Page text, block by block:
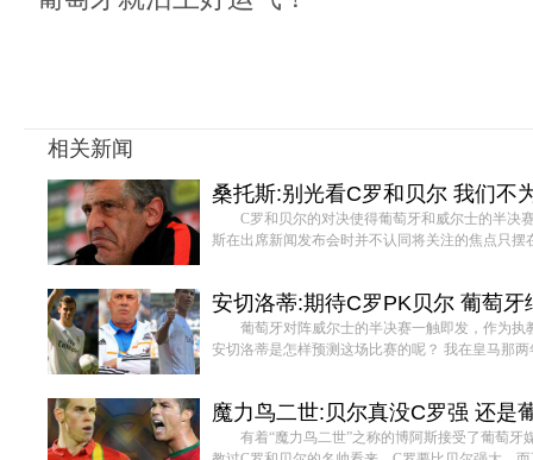
相关新闻
桑托斯:别光看C罗和贝尔 我们不
C罗和贝尔的对决使得葡萄牙和威尔士的半决
斯在出席新闻发布会时并不认同将关注的焦点只摆
安切洛蒂:期待C罗PK贝尔 葡萄牙
葡萄牙对阵威尔士的半决赛一触即发，作为执
安切洛蒂是怎样预测这场比赛的呢？ 我在皇马那
魔力鸟二世:贝尔真没C罗强 还是
有着“魔力鸟二世”之称的博阿斯接受了葡萄牙